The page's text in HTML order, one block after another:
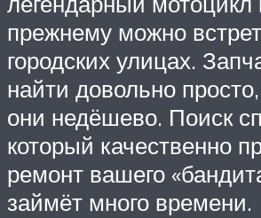
прежнему можно
городских улицах.
найти довольно
они недёшево. Поиск
который качественно
ремонт вашего
займёт много времени.